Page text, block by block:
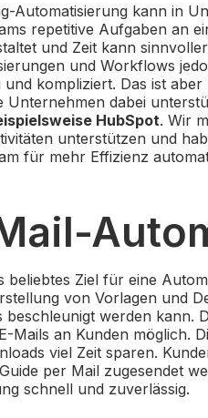
Automatisierung kann in
repetitive Aufgaben an
und Zeit kann
und Workflows
und kompliziert. Das ist
Unternehmen dabei
HubSpot. Wir
unterstützen und
für mehr Effizienz
beliebtes Ziel für eine
von Vorlagen und
beschleunigt werden kann.
Mails an Kunden möglich.
viel Zeit sparen.
per Mail zugesendet
schnell und zuverlässig.